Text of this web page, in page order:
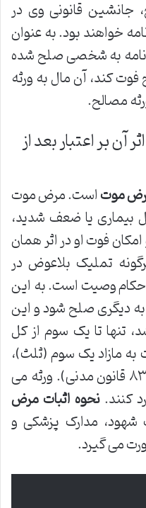
جانشین قانونی وی در
خواهند بود. به عنوان
نامه به شخصی صلح شده
کند، آن مال به ورثه
مصالح.
آن بر اعتبار بعد از
موتاست. مرض موت
یا ضعف شدید،
فوت او در اثر همان
تملیک بلاعوض در
وصیت است. به این
دیگری صلح شود و این
تنها تا یک سوم از کل
مازاد یک سوم (ثلث)،
نیاز به تنفیذ ورثه دارد (ماده ۸۳۳ قانون مدنی). ورثه می
کنند.نحوه اثبات مرض
شهود، مدارک پزشکی و
می گیرد.